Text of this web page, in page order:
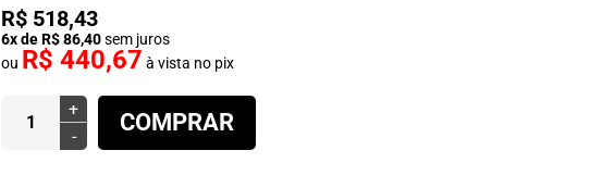
R$ 518,43
6x de R$ 86,40sem juros
ou R$ 440,67 à vista no pix
+
-
COMPRAR